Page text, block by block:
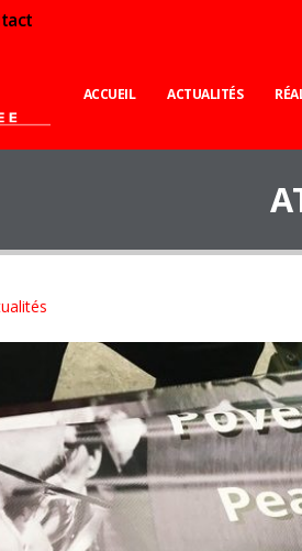
ACCUEIL ACTUALITÉS